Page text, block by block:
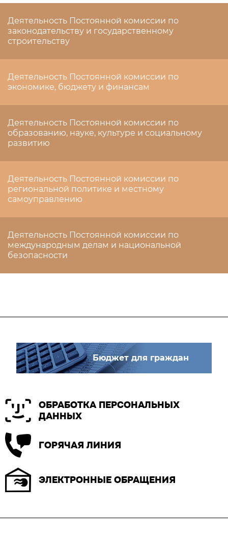
Деятельность Постоянной комиссии по
законодательству и государственному
строительству
Деятельность Постоянной комиссии по
экономике, бюджету и финансам
Деятельность Постоянной комиссии по
образованию, науке, культуре и социальному
развитию
Деятельность Постоянной комиссии по
региональной политике и местному
самоуправлению
Деятельность Постоянной комиссии по
международным делам и национальной
безопасности
Бюджет для граждан
ОБРАБОТКА ПЕРСОНАЛЬНЫХ
ДАННЫХ
ГОРЯЧАЯ ЛИНИЯ
ЭЛЕКТРОННЫЕ ОБРАЩЕНИЯ